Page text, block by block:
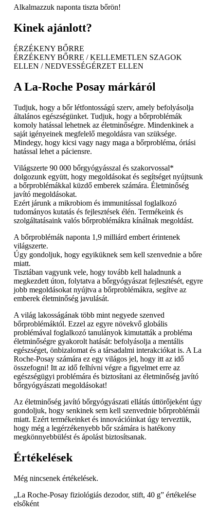
Alkalmazzuk naponta tiszta bőrön!
Kinek ajánlott?
ÉRZÉKENY BŐRRE
ÉRZÉKENY BŐRRE / KELLEMETLEN SZAGOK
ELLEN / NEDVESSÉGÉRZET ELLEN
A La-Roche Posay márkáról
Tudjuk, hogy a bőr létfontosságú szerv, amely befolyásolja
általános egészségünket. Tudjuk, hogy a bőrproblémák
komoly hatással lehetnek az életminőségre. Mindenkinek a
saját igényeinek megfelelő megoldásra van szüksége.
Mindegy, hogy kicsi vagy nagy maga a bőrprobléma, óriási
hatással lehet a páciensre.
Világszerte 90 000 bőrgyógyásszal és szakorvossal*
dolgozunk együtt, hogy megoldásokat és segítséget nyújtsunk
a bőrproblémákkal küzdő emberek számára. Életminőség
javító megoldásokat.
Ezért járunk a mikrobiom és immunitással foglalkozó
tudományos kutatás és fejlesztések élén. Termékeink és
szolgáltatásaink valós bőrproblémákra kínálnak megoldást.
A bőrproblémák naponta 1,9 milliárd embert érintenek
világszerte.
Úgy gondoljuk, hogy egyiküknek sem kell szenvednie a bőre
miatt.
Tisztában vagyunk vele, hogy tovább kell haladnunk a
megkezdett úton, folytatva a bőrgyógyászat fejlesztését, egyre
jobb megoldásokat nyújtva a bőrproblémákra, segítve az
emberek életminőség javulását.
A világ lakosságának több mint negyede szenved
bőrproblémáktól. Ezzel az egyre növekvő globális
problémával foglalkozó tanulányok kimutatták a probléma
életminőségre gyakorolt hatását: befolyásolja a mentális
egészséget, önbizalomat és a társadalmi interakciókat is. A La
Roche-Posay számára ez egy világos jel, hogy itt az idő
összefogni! Itt az idő felhívni végre a figyelmet erre az
egészségügyi problémára és biztosítani az életminőség javító
bőrgyógyászati megoldásokat!
Az életminőség javító bőrgyógyászati ellátás úttörőjeként úgy
gondoljuk, hogy senkinek sem kell szenvednie bőrproblémái
miatt. Ezért termékeinket és innovációinkat úgy terveztük,
hogy még a legérzékenyebb bőr számára is hatékony
megkönnyebbülést és ápolást biztosítsanak.
Értékelések
Még nincsenek értékelések.
„La Roche-Posay fiziológiás dezodor, stift, 40 g” értékelése
elsőként